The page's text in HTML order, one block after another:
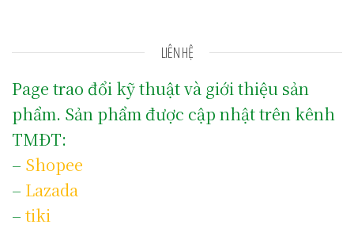
LIÊN HỆ
Page trao đổi kỹ thuật và giới thiệu sản
phẩm. Sản phẩm được cập nhật trên kênh
TMĐT:
– Shopee
– Lazada
– tiki